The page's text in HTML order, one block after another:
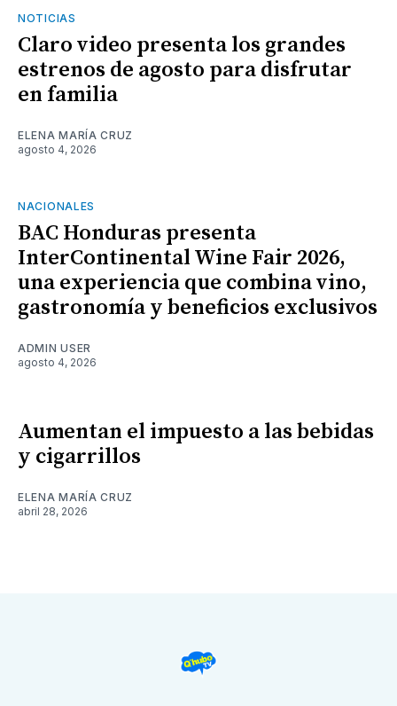
NOTICIAS
Claro video presenta los grandes
estrenos de agosto para disfrutar
en familia
ELENA MARÍA CRUZ
agosto 4, 2026
NACIONALES
BAC Honduras presenta
InterContinental Wine Fair 2026,
una experiencia que combina vino,
gastronomía y beneficios exclusivos
ADMIN USER
agosto 4, 2026
Aumentan el impuesto a las bebidas
y cigarrillos
ELENA MARÍA CRUZ
abril 28, 2026